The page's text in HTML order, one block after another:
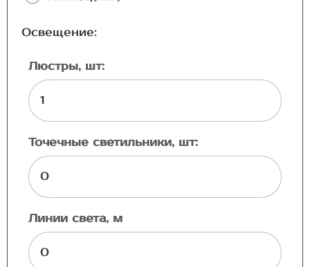
Освещение:
Люстры, шт:
Точечные светильники, шт:
Линии света, м